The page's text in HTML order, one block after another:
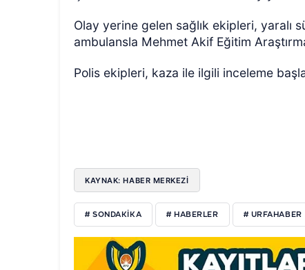
Olay yerine gelen sağlık ekipleri, yaralı
ambulansla Mehmet Akif Eğitim
Polis ekipleri, kaza ile ilgili inceleme
KAYNAK: HABER MERKEZI
# SONDAKIKA # HABERLER # URFAHABER